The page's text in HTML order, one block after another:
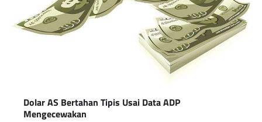
Dolar AS Bertahan Tipis Usai Data ADP
Mengecewakan